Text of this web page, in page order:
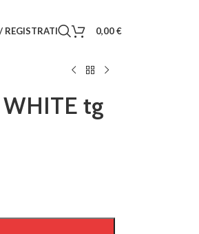
REGISTRATI 0,00€
tg